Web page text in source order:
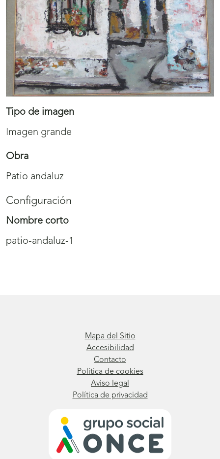
Tipo de imagen
Imagen grande
Obra
Patio andaluz
Configuración
Nombre corto
patio-andaluz-1
Mapa del Sitio
Accesibilidad
Contacto
Política de cookies
Aviso legal
Política de privacidad